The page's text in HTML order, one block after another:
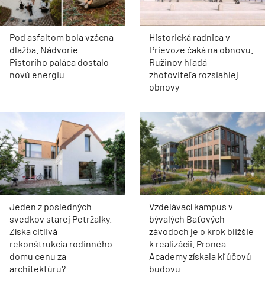
Pod asfaltom bola vzácna
dlažba. Nádvorie
Pistoriho paláca dostalo
novú energiu
Historická radnica v
Prievoze čaká na obnovu.
Ružinov hľadá
zhotoviteľa rozsiahlej
obnovy
Jeden z posledných
svedkov starej Petržalky.
Získa citlivá
rekonštrukcia rodinného
domu cenu za
architektúru?
Vzdelávací kampus v
bývalých Baťových
závodoch je o krok bližšie
k realizácii. Pronea
Academy získala kľúčovú
budovu